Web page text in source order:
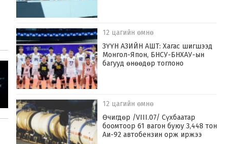
12 цагийн өмнө
ЗҮҮН АЗИЙН АШТ: Хагас шигшээд
Монгол-Япон, БНСУ-БНХАУ-ын
багууд өнөөдөр тоглоно
12 цагийн өмнө
Өчигдөр /VIII.07/ Сүхбаатар
боомтоор 61 вагон буюу 3,448 тонн
Аи-92 автобензин орж иржээ